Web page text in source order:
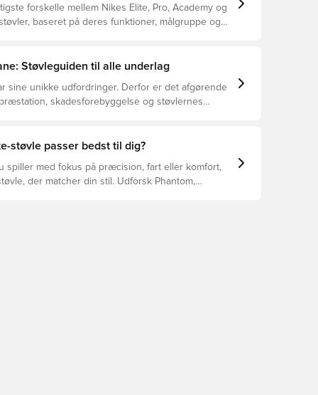
forskelle mellem Nikes Elite, Pro, Academy og
baseret på deres funktioner, målgruppe og
Støvleguiden til alle underlag
sine unikke udfordringer. Derfor er det afgørende
skadesforebyggelse og støvlernes
underlag.
støvle passer bedst til dig?
spiller med fokus på præcision, fart eller komfort,
der matcher din stil. Udforsk Phantom,